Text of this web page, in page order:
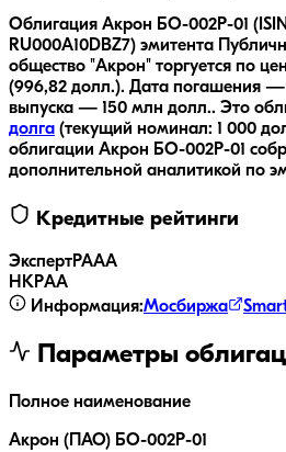
Облигация Акрон БО-002P-01
RU000A10DBZ7) эмитента
общество "Акрон" торгуется по
(996,82 долл.). Дата погашения —
выпуска — 150 млн долл.. Это
долга (текущий номинал: 1 000
облигации Акрон БО-002P-01
дополнительной аналитикой по
Кредитные рейтинги
ЭкспертРАAA
НКРAA
Информация:Мосбиржа
Параметры
Полное наименование
Акрон (ПАО) БО-002P-01